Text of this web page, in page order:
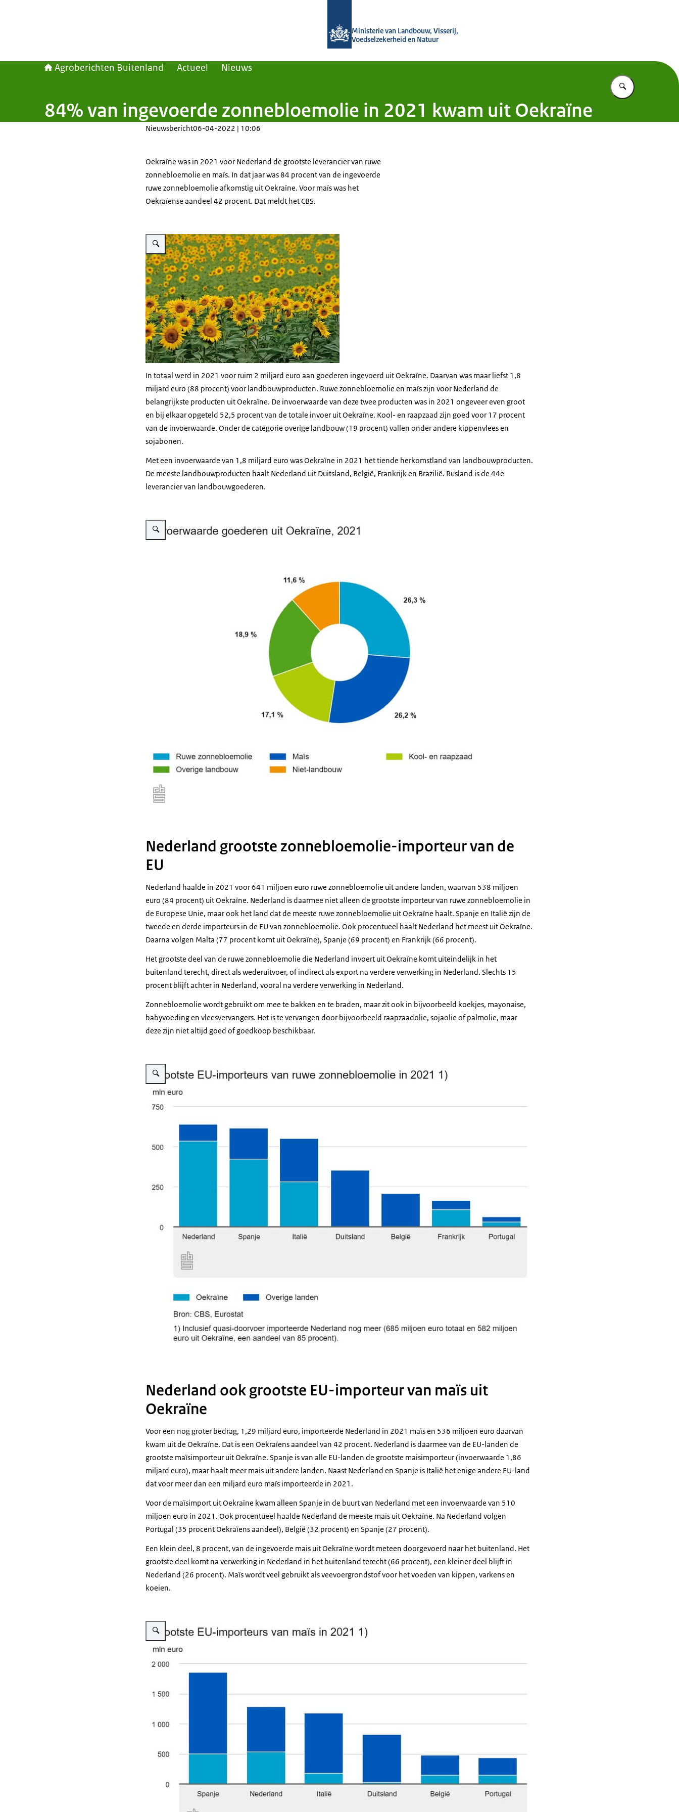
Ministerie van Landbouw, Visserij,
Voedselzekerheid en Natuur
Agroberichten Buitenland Actueel Nieuws
Vul in wat u
84% van ingevoerde zonnebloemolie in 2021 kwam uit Oekraïne
Nieuwsbericht06-04-2022 | 10:06
Oekraïne was in 2021 voor Nederland de grootste leverancier van ruwe
zonnebloemolie en maïs. In dat jaar was 84 procent van de ingevoerde
ruwe zonnebloemolie afkomstig uit Oekraïne. Voor maïs was het
Oekraïense aandeel 42 procent. Dat meldt het CBS.
Vergroot afbeelding Voedselzekerheid
In totaal werd in 2021 voor ruim 2 miljard euro aan goederen ingevoerd uit Oekraïne. Daarvan was maar liefst 1,8
miljard euro (88 procent) voor landbouwproducten. Ruwe zonnebloemolie en maïs zijn voor Nederland de
belangrijkste producten uit Oekraïne. De invoerwaarde van deze twee producten was in 2021 ongeveer even groot
en bij elkaar opgeteld 52,5 procent van de totale invoer uit Oekraïne. Kool- en raapzaad zijn goed voor 17 procent
van de invoerwaarde. Onder de categorie overige landbouw (19 procent) vallen onder andere kippenvlees en
sojabonen.
Met een invoerwaarde van 1,8 miljard euro was Oekraïne in 2021 het tiende herkomstland van landbouwproducten.
De meeste landbouwproducten haalt Nederland uit Duitsland, België, Frankrijk en Brazilië. Rusland is de 44e
leverancier van landbouwgoederen.
Vergroot afbeelding Invoerwaarde goederen
Nederland grootste zonnebloemolie-importeur van de
EU
Nederland haalde in 2021 voor 641 miljoen euro ruwe zonnebloemolie uit andere landen, waarvan 538 miljoen
euro (84 procent) uit Oekraïne. Nederland is daarmee niet alleen de grootste importeur van ruwe zonnebloemolie in
de Europese Unie, maar ook het land dat de meeste ruwe zonnebloemolie uit Oekraïne haalt. Spanje en Italië zijn de
tweede en derde importeurs in de EU van zonnebloemolie. Ook procentueel haalt Nederland het meest uit Oekraïne.
Daarna volgen Malta (77 procent komt uit Oekraïne), Spanje (69 procent) en Frankrijk (66 procent).
Het grootste deel van de ruwe zonnebloemolie die Nederland invoert uit Oekraïne komt uiteindelijk in het
buitenland terecht, direct als wederuitvoer, of indirect als export na verdere verwerking in Nederland. Slechts 15
procent blijft achter in Nederland, vooral na verdere verwerking in Nederland.
Zonnebloemolie wordt gebruikt om mee te bakken en te braden, maar zit ook in bijvoorbeeld koekjes, mayonaise,
babyvoeding en vleesvervangers. Het is te vervangen door bijvoorbeeld raapzaadolie, sojaolie of palmolie, maar
deze zijn niet altijd goed of goedkoop beschikbaar.
Vergroot afbeelding Importeurs mais
Nederland ook grootste EU-importeur van maïs uit
Oekraïne
Voor een nog groter bedrag, 1,29 miljard euro, importeerde Nederland in 2021 maïs en 536 miljoen euro daarvan
kwam uit de Oekraïne. Dat is een Oekraïens aandeel van 42 procent. Nederland is daarmee van de EU-landen de
grootste maïsimporteur uit Oekraïne. Spanje is van alle EU-landen de grootste maisimporteur (invoerwaarde 1,86
miljard euro), maar haalt meer mais uit andere landen. Naast Nederland en Spanje is Italië het enige andere EU-land
dat voor meer dan een miljard euro maïs importeerde in 2021.
Voor de maïsimport uit Oekraïne kwam alleen Spanje in de buurt van Nederland met een invoerwaarde van 510
miljoen euro in 2021. Ook procentueel haalde Nederland de meeste maïs uit Oekraïne. Na Nederland volgen
Portugal (35 procent Oekraïens aandeel), België (32 procent) en Spanje (27 procent).
Een klein deel, 8 procent, van de ingevoerde mais uit Oekraïne wordt meteen doorgevoerd naar het buitenland. Het
grootste deel komt na verwerking in Nederland in het buitenland terecht (66 procent), een kleiner deel blijft in
Nederland (26 procent). Maïs wordt veel gebruikt als veevoergrondstof voor het voeden van kippen, varkens en
koeien.
Vergroot afbeelding Importeurs zonnebloemolie